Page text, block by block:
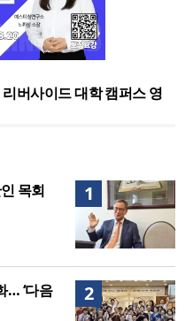
무협약 체결
버사이드 대학 캠퍼스 영
협약 체결
개정에 해외선교 지원 ‘위기’
1
목회
2
… ‘다음